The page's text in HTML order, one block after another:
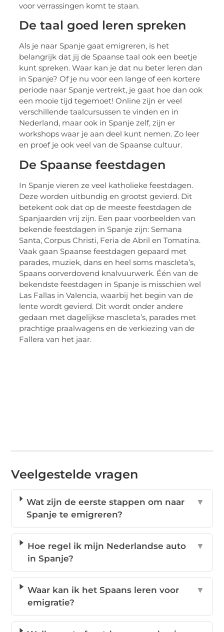
voor verrassingen komt te staan.
De taal goed leren spreken
Als je naar Spanje gaat emigreren, is het
belangrijk dat jij de Spaanse taal ook een beetje
kunt spreken. Waar kan je dat nu beter leren dan
in Spanje? Of je nu voor een lange of een kortere
periode naar Spanje vertrekt, je gaat hoe dan ook
een mooie tijd tegemoet! Online zijn er veel
verschillende taalcursussen te vinden en in
Nederland, maar ook in Spanje zelf, zijn er
workshops waar je aan deel kunt nemen. Zo leer
en proef je ook veel van de Spaanse cultuur.
De Spaanse feestdagen
In Spanje vieren ze veel katholieke feestdagen.
Deze worden uitbundig en grootst gevierd. Dit
betekent ook dat op de meeste feestdagen de
Spanjaarden vrij zijn. Een paar voorbeelden van
bekende feestdagen in Spanje zijn: Semana
Santa, Corpus Christi, Feria de Abril en Tomatina.
Vaak gaan Spaanse feestdagen gepaard met
parades, muziek, dans en heel soms mascleta’s,
Spaans oorverdovend knalvuurwerk. Één van de
bekendste feestdagen in Spanje is misschien wel
Las Fallas in Valencia, waarbij het begin van de
lente wordt gevierd. Dit wordt onder andere
gedaan met dagelijkse mascleta’s, parades met
prachtige praalwagens en de verkiezing van de
Fallera van het jaar.
Veelgestelde vragen
Wat zijn de eerste stappen om naar
Spanje te emigreren?
▼
Hoe regel ik mijn Nederlandse auto
in Spanje?
▼
Waar kan ik het Spaans leren voor
emigratie?
▼